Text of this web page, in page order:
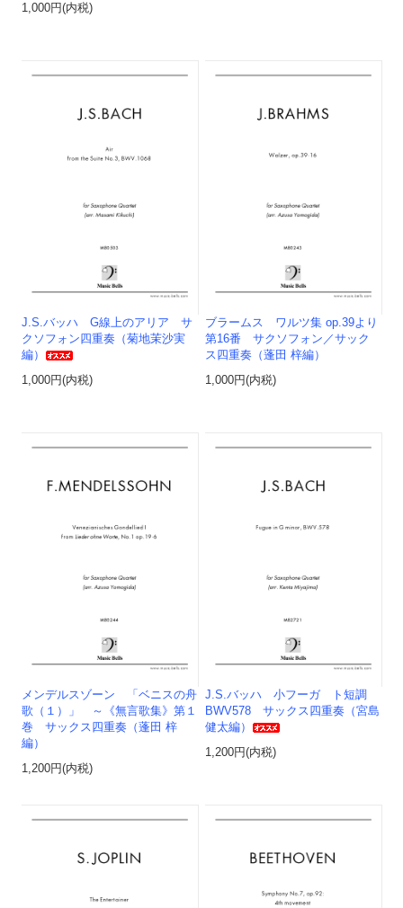
1,000円(内税)
J.S.バッハ G線上のアリア サ
クソフォン四重奏（菊地茉沙実
編）
1,000円(内税)
ブラームス ワルツ集 op.39より
第16番 サクソフォン／サック
ス四重奏（蓬田 梓編）
1,000円(内税)
メンデルスゾーン 「ベニスの舟
歌（１）」 ～《無言歌集》第１
巻 サックス四重奏（蓬田 梓
編）
1,200円(内税)
J.S.バッハ 小フーガ ト短調
BWV578 サックス四重奏（宮島
健太編）
1,200円(内税)